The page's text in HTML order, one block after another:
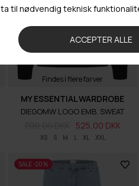
Findes i flere farver
XS S M L XL XXL
MY ESSENTIAL WARDROBE
DIEGOMW LOGO EMB. SWEAT
525,00 DKK
SALE -20%